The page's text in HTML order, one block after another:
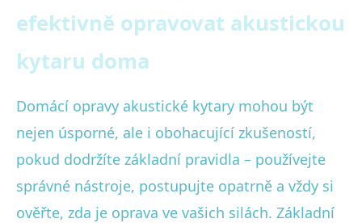
efektivně opravovat akustickou
kytaru doma
Domácí opravy akustické kytary mohou být
nejen úsporné, ale i obohacující zkušeností,
pokud dodržíte základní pravidla – používejte
správné nástroje, postupujte opatrně a vždy si
ověřte, zda je oprava ve vašich silách. Základní